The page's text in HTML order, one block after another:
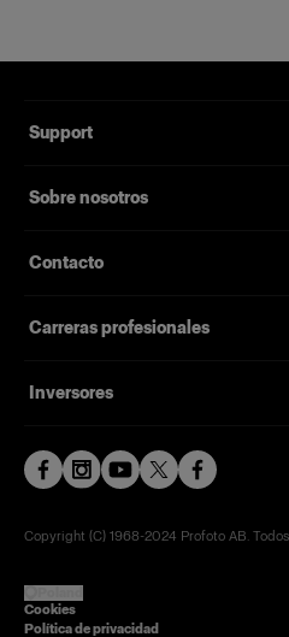
Support
Sobre nosotros
Contacto
Carreras profesionales
Inversores
Copyright (C) 1968-2024 Profoto AB.
Cookies
Política de privacidad